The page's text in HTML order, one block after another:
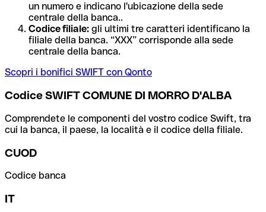
un numero e indicano l'ubicazione della sede
centrale della banca..
Codice filiale: gli ultimi tre caratteri identificano la
filiale della banca. “XXX” corrisponde alla sede
centrale della banca.
Scopri i bonifici SWIFT con Qonto
Codice SWIFT COMUNE DI MORRO D'ALBA
Comprendete le componenti del vostro codice Swift, tra
cui la banca, il paese, la località e il codice della filiale.
CUOD
Codice banca
IT